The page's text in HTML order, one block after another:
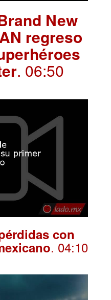
New
regreso
. 06:50
con
. 04:10